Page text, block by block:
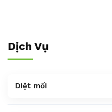
Dịch Vụ
Diệt mối